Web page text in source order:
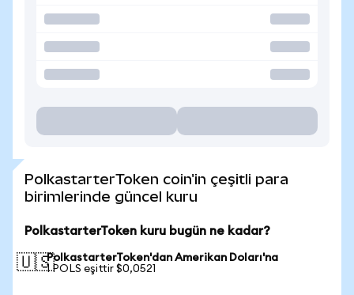
PolkastarterToken coin'in çeşitli para
birimlerinde güncel kuru
PolkastarterToken kuru bugün ne kadar?
🇺🇸PolkastarterToken'dan Amerikan Doları'na
1 POLS eşittir $0,0521